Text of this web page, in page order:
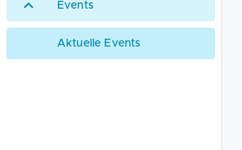
Events
Aktuelle Events